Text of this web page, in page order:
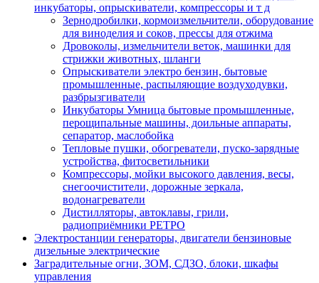
инкубаторы, опрыскиватели, компрессоры и т д
Зернодробилки, кормоизмельчители, оборудование
для виноделия и соков, прессы для отжима
Дровоколы, измельчители веток, машинки для
стрижки животных, шланги
Опрыскиватели электро бензин, бытовые
промышленные, распыляющие воздуходувки,
разбрызгиватели
Инкубаторы Умница бытовые промышленные,
перощипальные машины, доильные аппараты,
сепаратор, маслобойка
Тепловые пушки, обогреватели, пуско-зарядные
устройства, фитосветильники
Компрессоры, мойки высокого давления, весы,
снегоочистители, дорожные зеркала,
водонагреватели
Дистилляторы, автоклавы, грили,
радиоприёмники РЕТРО
Электростанции генераторы, двигатели бензиновые
дизельные электрические
Заградительные огни, ЗОМ, СДЗО, блоки, шкафы
управления